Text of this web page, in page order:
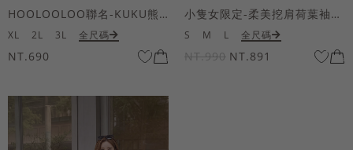
HOOLOOLOO聯名-KUKU熊蝴蝶結短袖上衣
XL 2L 3L 全尺碼
NT.690
小隻女限定-柔美挖肩荷葉袖魚尾長洋裝
S M L 全尺碼
NT.990 NT.891